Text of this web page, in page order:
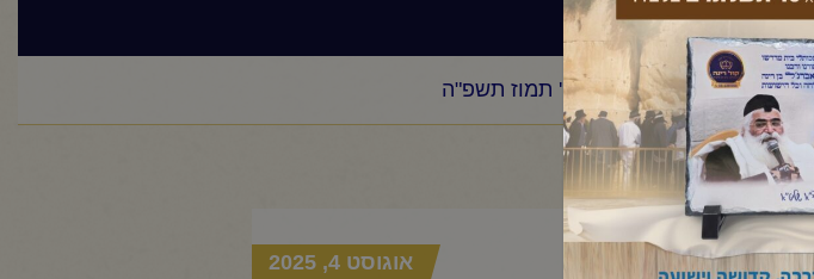
שביעי שיעור בקהלת-ח' תמוז תשפ"ה
אוגוסט 4, 2025